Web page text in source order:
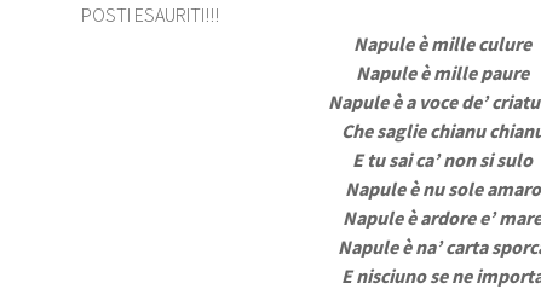
POSTI ESAURITI!!!
Napule è mille culure
Napule è mille paure
Napule è a voce de’
Che saglie chianu
E tu sai ca’ non si sulo
Napule è nu sole amaro
Napule è ardore e’
Napule è na’ carta
E nisciuno se ne